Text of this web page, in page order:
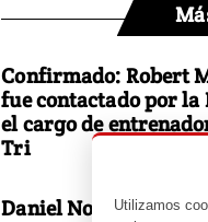
Confirmado: Robert
fue contactado por la
el cargo de
Tri
Daniel NoboaUtilizamos